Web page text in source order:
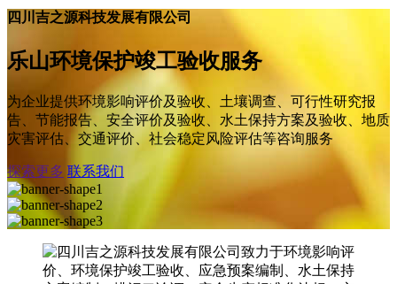
四川吉之源科技发展有限公司
乐山环境保护竣工验收服务
为企业提供环境影响评价及验收、土壤调查、可行性研究报
告、节能报告、安全评价及验收、水土保持方案及验收、地质
灾害评估、交通评价、社会稳定风险评估等咨询服务
探索更多 联系我们